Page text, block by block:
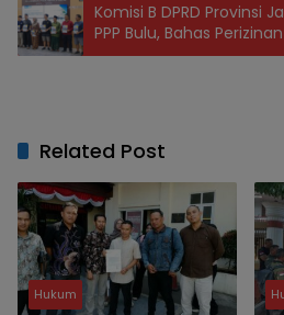
Komisi B DPRD Provinsi
PPP Bulu, Bahas
Nelayan
Related Post
Hukum